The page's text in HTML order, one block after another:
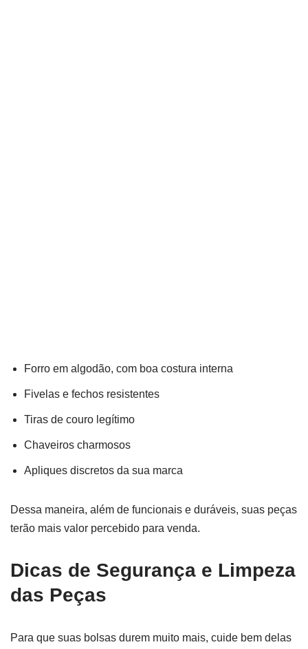
Forro em algodão, com boa costura interna
Fivelas e fechos resistentes
Tiras de couro legítimo
Chaveiros charmosos
Apliques discretos da sua marca
Dessa maneira, além de funcionais e duráveis, suas peças
terão mais valor percebido para venda.
Dicas de Segurança e Limpeza
das Peças
Para que suas bolsas durem muito mais, cuide bem delas